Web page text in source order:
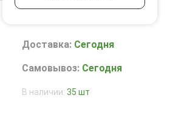
Доставка: Сегодня
Самовывоз: Сегодня
В наличии: 35 шт